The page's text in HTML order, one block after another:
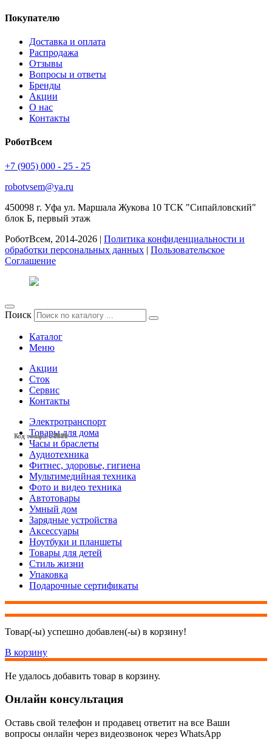
Код товара: 27656
Код товара: 28522
Код товара: 28510
Код товара: 27950
Код товара: 27880
Код товара: 27411
Код товара: 25851
Код товара: 24525
Код товара: 23134
Код товара: 28433
Код товара: 28401
Код товара: 28130
Покупателю
Доставка и оплата
Распродажа
Отзывы
Вопросы и ответы
Бренды
Акции
О нас
Контакты
РоботВсем
+7 (905) 000 - 25 - 25
robotvsem@ya.ru
450098 г. Уфа ул. Маршала Жукова 10 ТСК "Сипайловский"
блок Б, первый этаж
РоботВсем, 2014-2026 | Политика конфиденциальности и
обработки персональных данных | Пользовательское
Соглашение
Поиск
Каталог
Меню
Акции
Сток
Сервис
Контакты
Электротранспорт
Товары для дома
Часы и браслеты
Аудиотехника
Фитнес, здоровье, гигиена
Мультимедийная техника
Фото и видео техника
Автотовары
Умный дом
Зарядные устройства
Аксессуары
Ноутбуки и планшеты
Товары для детей
Стиль жизни
Упаковка
Подарочные сертификаты
Товар(-ы) успешно добавлен(-ы) в корзину!
В корзину
Не удалось добавить товар в корзину.
Онлайн консультация
Оставь свой телефон и продавец ответит на все Ваши
вопросы онлайн через видеозвонок через WhatsApp